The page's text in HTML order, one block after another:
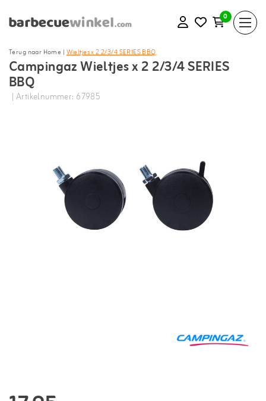
0
Terug naar Home |Wieltjes x 2 2/3/4 SERIES BBQ
Campingaz Wieltjes x 2 2/3/4 SERIES
BBQ
| Artikelnummer: 67985